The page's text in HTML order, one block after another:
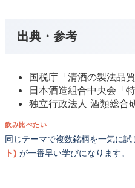
出典・参考
国税庁「清酒の製法品
日本酒造組合中央会「
独立行政法人 酒類総合
飲み比べたい
同じテーマで複数銘柄を一気に試
ト) が一番早い学びになります。